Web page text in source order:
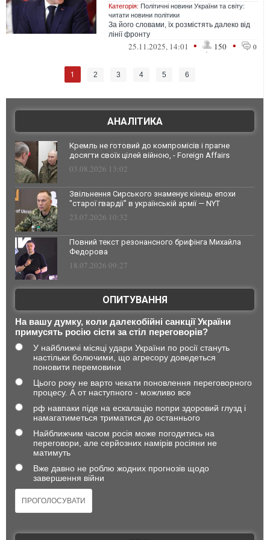
Категорія: Політичні новини України та світу:
читати новини політики
За його словами, їх розмістять далеко від
лінії фронту
25.11.2025, 14:01 • 150 • 0
1 2 3 4 5 6
АНАЛІТИКА
Кремль не готовий до компромісів і прагне
досягти своїх цілей війною, - Foreign Affairs
03.08.2026 13:02
Звільнення Сирського знаменує кінець епохи
"старої гвардії" в українській армії — NYT
23.07.2026 10:32
Повний текст резонансного брифінга Михайла
Федорова
18.07.2026 09:27
ОПИТУВАННЯ
На вашу думку, коли далекобійні санкції України
примусять росію сісти за стіл переговорів?
У найближчі місяці удари України по росії стануть
настільки болючими, що агресору доведеться
поновити перемовини
Цього року не варто чекати поновлення переговорного
процесу. А от наступного - можливо все
рф навпаки піде на ескалацію попри здоровий глузд і
намагатиметься триматися до останнього
Найближчим часом росія може погодитись на
переговори, але серйозних намірів росіяни не
матимуть
Вже давно не роблю жодних прогнозів щодо
завершення війни